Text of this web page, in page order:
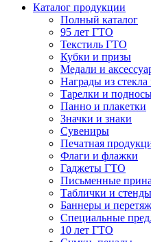
Каталог продукции
Полный каталог
95 лет ГТО
Текстиль ГТО
Кубки и призы
Медали и
Награды из стекла
Тарелки и
Панно и плакетки
Значки и знаки
Сувениры
Печатная
Флаги и флажки
Гаджеты ГТО
Письменные
Таблички и
Баннеры и
Специальные
10 лет ГТО